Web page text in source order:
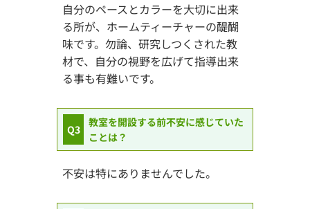
自分のペースとカラーを大切に出来
る所が、ホームティーチャーの醍醐
味です。勿論、研究しつくされた教
材で、自分の視野を広げて指導出来
る事も有難いです。
Q3
教室を開設する前不安に感じていた
ことは？
不安は特にありませんでした。